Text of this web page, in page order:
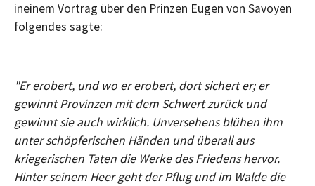
ineinem Vortrag über den Prinzen Eugen von Savoyen
folgendes sagte:
"Er erobert, und wo er erobert, dort sichert er; er
gewinnt Provinzen mit dem Schwert zurück und
gewinnt sie auch wirklich. Unversehens blühen ihm
unter schöpferischen Händen und überall aus
kriegerischen Taten die Werke des Friedens hervor.
Hinter seinem Heer geht der Pflug und im Walde die